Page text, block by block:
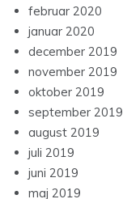
februar 2020
januar 2020
december 2019
november 2019
oktober 2019
september 2019
august 2019
juli 2019
juni 2019
maj 2019